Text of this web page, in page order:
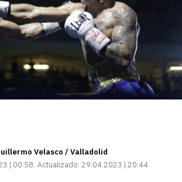
Velasco / Valladolid
| 00:58 Actualizado: 29.04.2023 | 20:44